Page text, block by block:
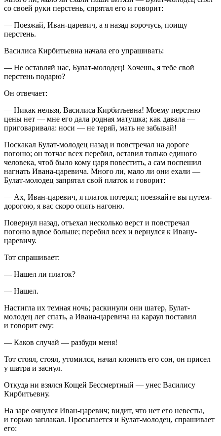
со своей руки перстень, спрятал его и говорит:
— Поезжай, Иван-царевич, а я назад ворочусь, поищу
перстень.
Василиса Кирбитьевна начала его упрашивать:
— Не оставляй нас, Булат-молодец! Хочешь, я тебе свой
перстень подарю?
Он отвечает:
— Никак нельзя, Василиса Кирбитьевна! Моему перстню
цены нет — мне его дала родная матушка; как давала —
приговаривала: носи — не теряй, мать не забывай!
Поскакал Булат-молодец назад и повстречал на дороге
погоню; он тотчас всех перебил, оставил только единого
человека, чтоб было кому царя повестить, а сам поспешил
нагнать Ивана-царевича. Много ли, мало ли они ехали —
Булат-молодец запрятал свой платок и говорит:
— Ах, Иван-царевич, я платок потерял; поезжайте вы путем-
дорогою, я вас скоро опять нагоню.
Повернул назад, отъехал несколько верст и повстречал
погоню вдвое больше; перебил всех и вернулся к Ивану-
царевичу.
Тот спрашивает:
— Нашел ли платок?
— Нашел.
Настигла их темная ночь; раскинули они шатер, Булат-
молодец лег спать, а Ивана-царевича на караул поставил
и говорит ему:
— Каков случай — разбуди меня!
Тот стоял, стоял, утомился, начал клонить его сон, он присел
у шатра и заснул.
Откуда ни взялся Кощей Бессмертный — унес Василису
Кирбитьевну.
На заре очнулся Иван-царевич; видит, что нет его невесты,
и горько заплакал. Просыпается и Булат-молодец, спрашивает
его: